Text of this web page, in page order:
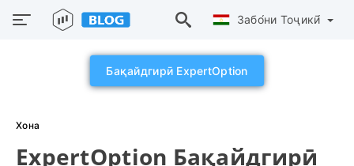
Забо́ни Тоҷикӣ́
Бақайдгирӣ ExpertOption
Хона
ExpertOption Бақайдгирӣ